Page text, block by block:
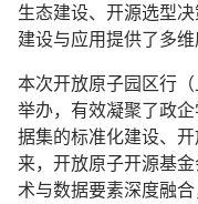
生态建设、开源选型
建设与应用提供了多维
本次开放原子园区行
举办，有效凝聚了政
据集的标准化建设、
来，开放原子开源基
术与数据要素深度融